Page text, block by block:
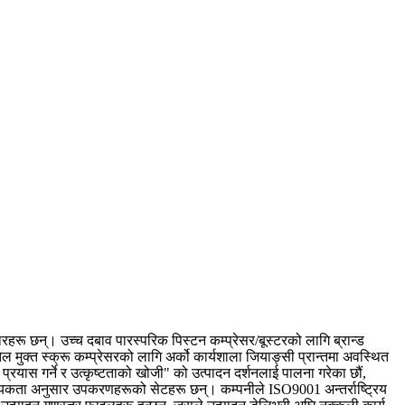
छन्। उच्च दबाव पारस्परिक पिस्टन कम्प्रेसर/बूस्टरको लागि ब्रान्ड
मुक्त स्क्रू कम्प्रेसरको लागि अर्को कार्यशाला जियाङ्सी प्रान्तमा अवस्थित
गर्ने र उत्कृष्टताको खोजी" को उत्पादन दर्शनलाई पालना गरेका छौं,
अनुसार उपकरणहरूको सेटहरू छन्। कम्पनीले ISO9001 अन्तर्राष्ट्रिय